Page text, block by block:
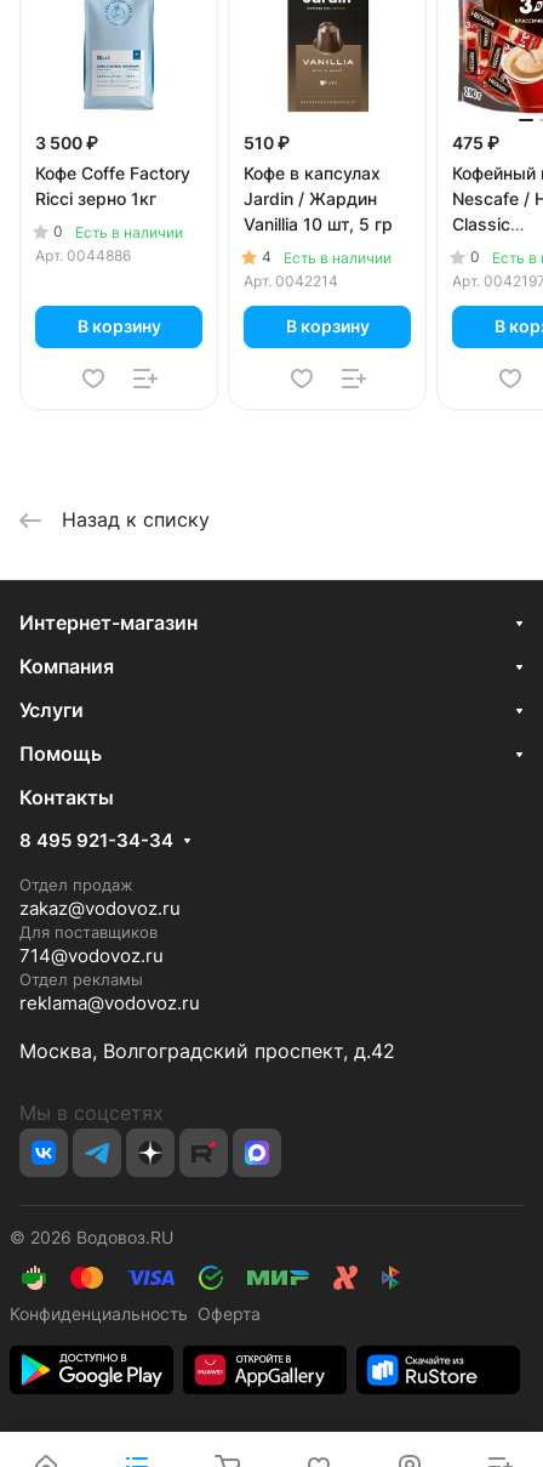
3 500 ₽
Кофе Coffe Factory
Ricci зерно 1кг
0
Есть в наличии
Арт. 0044886
В корзину
510 ₽
Кофе в капсулах
Jardin / Жардин
Vanillia 10 шт, 5 гр
4
Есть в наличии
Арт. 0042214
В корзину
475 ₽
Кофейный
Nescafe /
Classic
20 пак x
0
Есть в
Арт.
В
Назад к списку
Интернет-магазин
Компания
Услуги
Помощь
Контакты
8 495 921-34-34
Отдел продаж
zakaz@vodovoz.ru
Для поставщиков
714@vodovoz.ru
Отдел рекламы
reklama@vodovoz.ru
Москва, Волгоградский проспект, д.42
Мы в соцсетях
© 2026 Водовоз.RU
Конфиденциальность Оферта